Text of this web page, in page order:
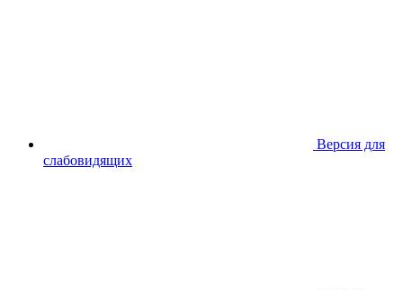
Версия для
слабовидящих